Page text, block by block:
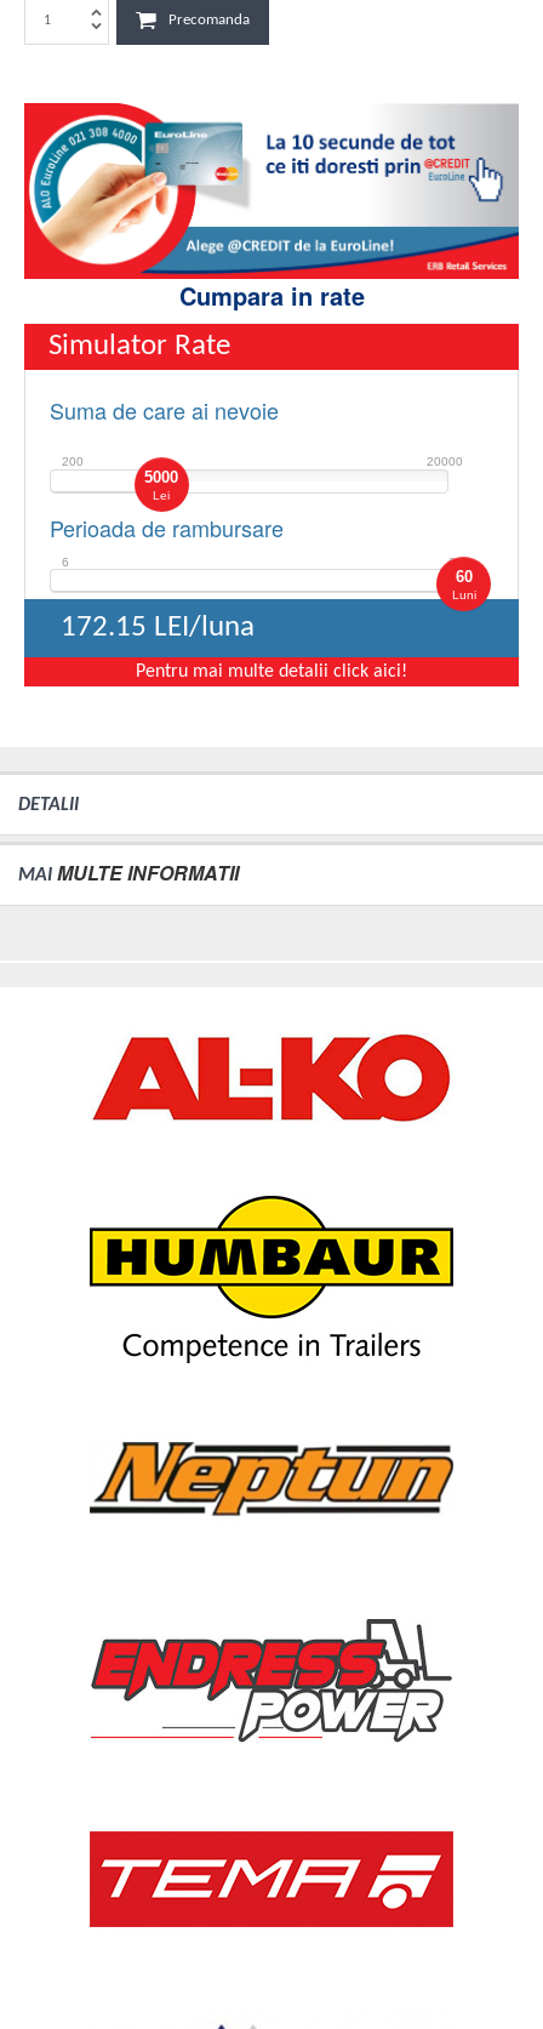
Precomanda
Cumpara in rate
Simulator Rate
Suma de care ai nevoie
5000
Lei
200 20000
Perioada de rambursare
60
Luni
6 60
172.15 LEI/luna
Pentru mai multe detalii click aici!
DETALII
MAI MULTE INFORMATII